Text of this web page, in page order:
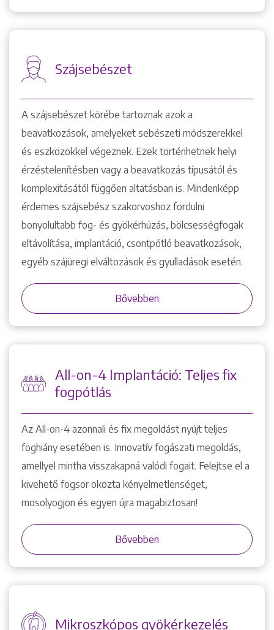
Szájsebészet
A szájsebészet körébe tartoznak azok a
beavatkozások, amelyeket sebészeti módszerekkel
és eszközökkel végeznek. Ezek történhetnek helyi
érzéstelenítésben vagy a beavatkozás típusától és
komplexitásától függően altatásban is. Mindenképp
érdemes szájsebész szakorvoshoz fordulni
bonyolultabb fog- és gyökérhúzás, bölcsességfogak
eltávolítása, implantáció, csontpótló beavatkozások,
egyéb szájüregi elváltozások és gyulladások esetén.
Bővebben
All-on-4 Implantáció: Teljes fix
fogpótlás
Az All-on-4 azonnali és fix megoldást nyújt teljes
foghiány esetében is. Innovatív fogászati megoldás,
amellyel mintha visszakapná valódi fogait. Felejtse el a
kivehető fogsor okozta kényelmetlenséget,
mosolyogjon és egyen újra magabiztosan!
Bővebben
Mikroszkópos gyökérkezelés